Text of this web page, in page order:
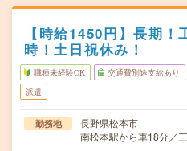
【時給1450円】長期
時！土日祝休み！
職種未経験OK 交通費別途支給あり
派遣
勤務地
長野県松本市
南松本駅から車18分／